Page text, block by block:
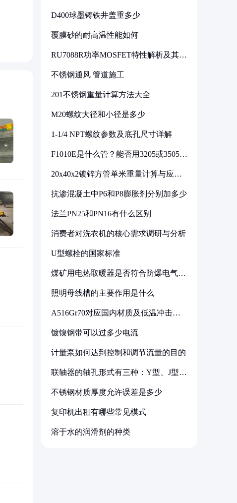
D400球墨铸铁井盖重多少
覆膜砂的耐高温性能如何
RU7088R功率MOSFET特性解析及其在
不锈钢通风 管道施工
201不锈钢重量计算方法大全
M20螺纹大径和小径是多少
1-1/4 NPT螺纹参数及底孔尺寸详解
F1010E是什么管？能否用3205或3505代
20x40x2镀锌方管单米重量计算与应用
抗渗混凝土中P6和P8膨胀剂分别加多少
法兰PN25和PN16有什么区别
消费者对洗衣机的核心需求调研与分析
U型螺栓的国家标准
煤矿用电热取暖器是否符合防爆电气设
照明母线槽的主要作用是什么
A516Gr70对应国内材质及低温冲击要
镀镍钢带可以过多少电流
计量泵如何达到控制和调节流量的目的
联轴器的轴孔形式有三种：Y型、J型、
不锈钢材质厚度允许误差是多少
复印机出租有哪些常见模式
溶于水的润滑剂的种类